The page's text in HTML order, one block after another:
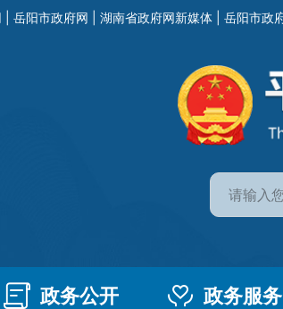
岳阳市政府网 湖南省政府网新媒体 岳阳市政
政务公开 政务服务